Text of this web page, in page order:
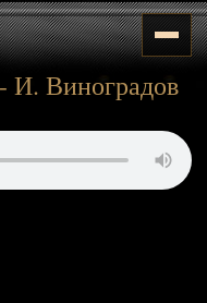
И. Виноградов